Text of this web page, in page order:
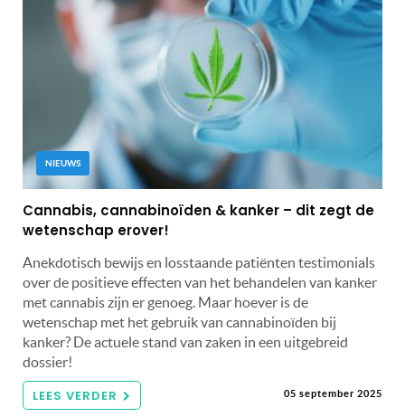
NIEUWS
Cannabis, cannabinoïden & kanker – dit zegt de
wetenschap erover!
Anekdotisch bewijs en losstaande patiënten testimonials
over de positieve effecten van het behandelen van kanker
met cannabis zijn er genoeg. Maar hoever is de
wetenschap met het gebruik van cannabinoïden bij
kanker? De actuele stand van zaken in een uitgebreid
dossier!
LEES VERDER 05 september 2025